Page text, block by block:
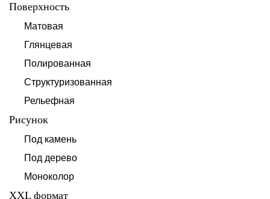
Поверхность
Матовая
Глянцевая
Полированная
Структуризованная
Рельефная
Рисунок
Под камень
Под дерево
Моноколор
XXL формат